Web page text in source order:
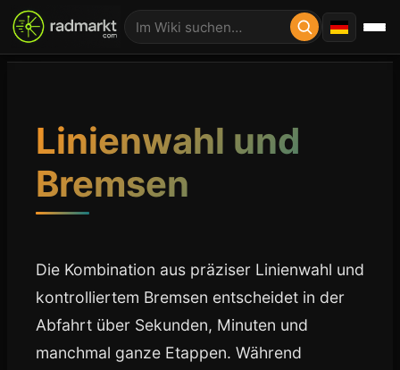
Linienwahl und
Bremsen
Die Kombination aus präziser Linienwahl und
kontrolliertem Bremsen entscheidet in der
Abfahrt über Sekunden, Minuten und
manchmal ganze Etappen. Während